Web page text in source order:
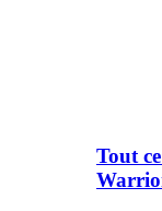
Tout